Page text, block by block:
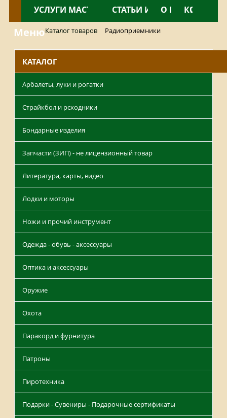
КАТАЛОГ
УСЛУГИ МАСТЕРСКОЙНОВОСТИ
СТАТЬИ И ОБЗОРЫ
О МАГАЗИНЕ
МенюКаталог товаров Радиоприемники
КАТАЛОГ
Арбалеты, луки и рогатки
Страйкбол и рсходники
Бондарные изделия
Запчасти (ЗИП) - не лицензионный товар
Литература, карты, видео
Лодки и моторы
Ножи и прочий инструмент
Одежда - обувь - аксессуары
Оптика и аксессуары
Оружие
Охота
Паракорд и фурнитура
Патроны
Пиротехника
Подарки - Сувениры - Подарочные сертификаты